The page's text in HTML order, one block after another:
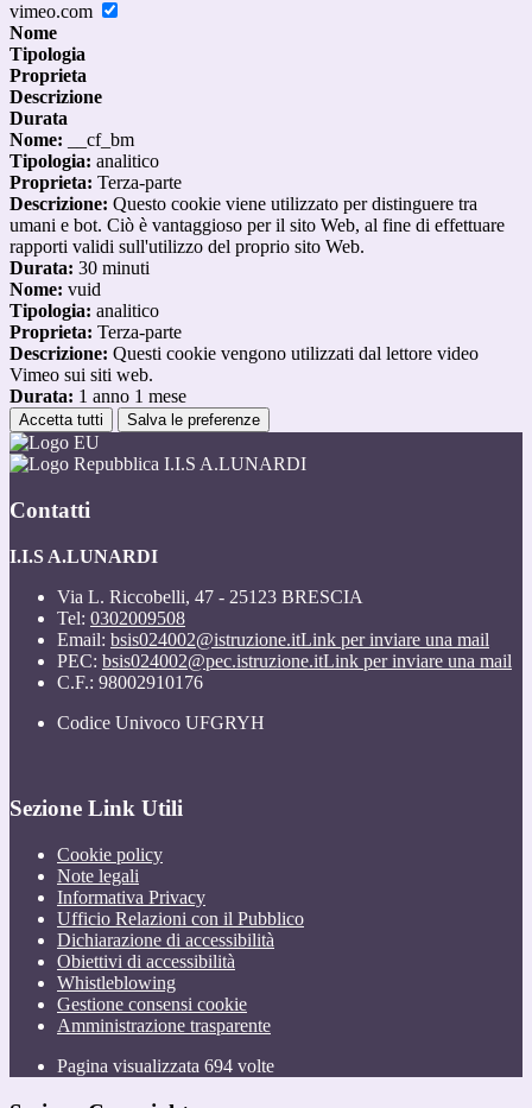
vimeo.com
Nome
Tipologia
Proprieta
Descrizione
Durata
Nome: __cf_bm
Tipologia: analitico
Proprieta: Terza-parte
Descrizione: Questo cookie viene utilizzato per distinguere tra
umani e bot. Ciò è vantaggioso per il sito Web, al fine di effettuare
rapporti validi sull'utilizzo del proprio sito Web.
Durata: 30 minuti
Nome: vuid
Tipologia: analitico
Proprieta: Terza-parte
Descrizione: Questi cookie vengono utilizzati dal lettore video
Vimeo sui siti web.
Durata: 1 anno 1 mese
Accetta tutti Salva le preferenze
I.I.S A.LUNARDI
Contatti
I.I.S A.LUNARDI
Via L. Riccobelli, 47 - 25123 BRESCIA
Tel: 0302009508
Email: bsis024002@istruzione.itLink per inviare una mail
PEC: bsis024002@pec.istruzione.itLink per inviare una mail
C.F.: 98002910176
Codice Univoco UFGRYH
Sezione Link Utili
Cookie policy
Note legali
Informativa Privacy
Ufficio Relazioni con il Pubblico
Dichiarazione di accessibilità
Obiettivi di accessibilità
Whistleblowing
Gestione consensi cookie
Amministrazione trasparente
Pagina visualizzata 694 volte